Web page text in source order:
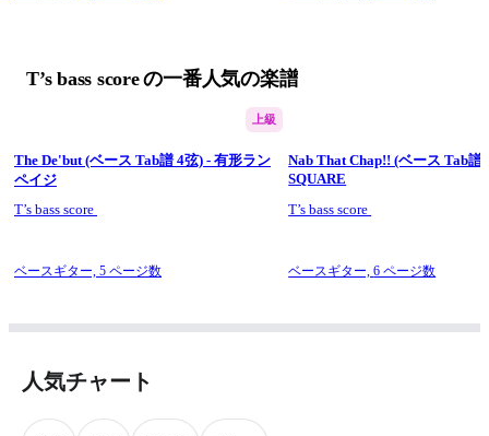
T’s bass score の一番人気の楽譜
上級
The De'but (ベース Tab譜 4弦) - 有形ラン
ペイジ
T’s bass score
ベースギター, 5 ページ数
Nab That Chap!! (ベース Tab譜
SQUARE
T’s bass score
ベースギター,6 ページ数
人気チャート